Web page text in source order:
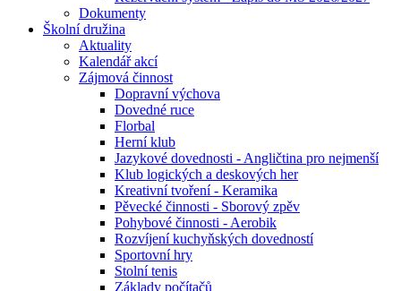
Dokumenty
Školní družina
Aktuality
Kalendář akcí
Zájmová činnost
Dopravní výchova
Dovedné ruce
Florbal
Herní klub
Jazykové dovednosti - Angličtina pro nejmenší
Klub logických a deskových her
Kreativní tvoření - Keramika
Pěvecké činnosti - Sborový zpěv
Pohybové činnosti - Aerobik
Rozvíjení kuchyňských dovedností
Sportovní hry
Stolní tenis
Základy počítačů